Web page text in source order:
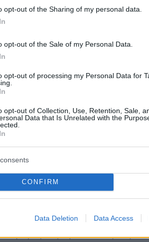
opt-out of the Sharing of my personal data.
opt-out of the Sale of my Personal Data.
opt-out of processing my Personal Data for
opt-out of Collection, Use, Retention, Sale,
Data that Is Unrelated with the
CONFIRM
Data Deletion Data Access
πως έμαθε τον
δότης για την κόρη του
γνώριζε πως η μεταμόσχευση
ουσιαστικά η μοναδική
12χρονης, Έβη Πετρίδου,
με μελανιές, κούραση και
όμως αρχικά οι γιατροί